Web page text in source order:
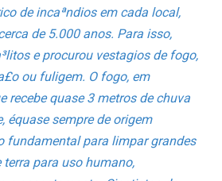
de incaªndios em cada local,
de 5.000 anos. Para isso,
e procurou vesta­gios de fogo,
ou fuligem. O fogo, em
recebe quase 3 metros de chuva
équase sempre de origem
fundamental para limpar grandes
terra para uso humano,